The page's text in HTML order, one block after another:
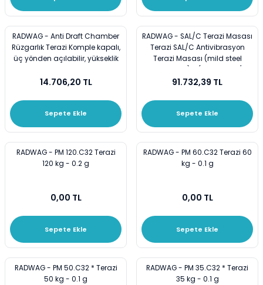
RADWAG - Anti Draft Chamber
Rüzgarlık Terazi Komple kapalı,
üç yönden açılabilir, yükseklik
14.706,20 TL
Sepete Ekle
RADWAG - SAL/C Terazi Masası
Terazi SAL/C Antivibrasyon
Terazi Masası (mild steel
PLUS ile uyumlu) -
91.732,39 TL
Sepete Ekle
RADWAG - PM 120.C32 Terazi
120 kg - 0.2 g
0,00 TL
Sepete Ekle
RADWAG - PM 60.C32 Terazi 60
kg - 0.1 g
0,00 TL
Sepete Ekle
RADWAG - PM 50.C32 * Terazi
50 kg - 0.1 g
RADWAG - PM 35.C32 * Terazi
35 kg - 0.1 g